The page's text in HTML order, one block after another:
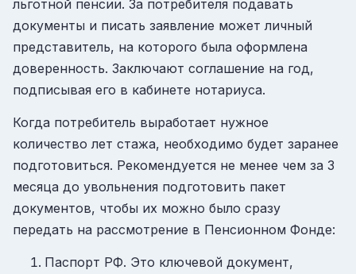
льготной пенсии. За потребителя подавать
документы и писать заявление может личный
представитель, на которого была оформлена
доверенность. Заключают соглашение на год,
подписывая его в кабинете нотариуса.
Когда потребитель выработает нужное
количество лет стажа, необходимо будет заранее
подготовиться. Рекомендуется не менее чем за 3
месяца до увольнения подготовить пакет
документов, чтобы их можно было сразу
передать на рассмотрение в Пенсионном Фонде:
Паспорт РФ. Это ключевой документ,